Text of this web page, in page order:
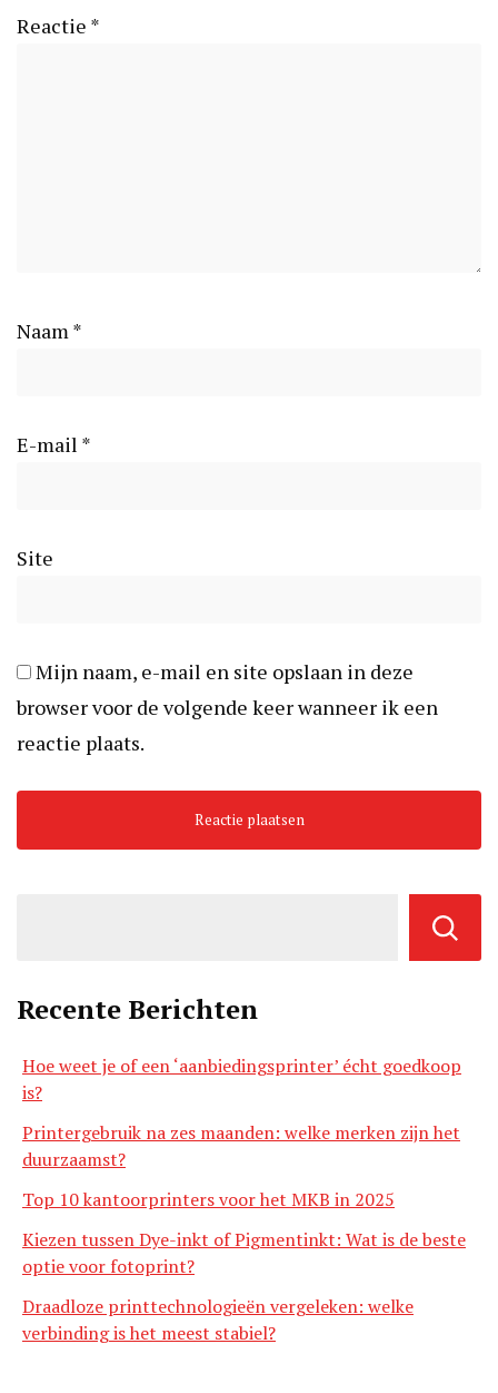
Reactie *
Naam *
E-mail *
Site
Mijn naam, e-mail en site opslaan in deze
browser voor de volgende keer wanneer ik een
reactie plaats.
Recente Berichten
Hoe weet je of een ‘aanbiedingsprinter’ écht goedkoop
is?
Printergebruik na zes maanden: welke merken zijn het
duurzaamst?
Top 10 kantoorprinters voor het MKB in 2025
Kiezen tussen Dye-inkt of Pigmentinkt: Wat is de beste
optie voor fotoprint?
Draadloze printtechnologieën vergeleken: welke
verbinding is het meest stabiel?